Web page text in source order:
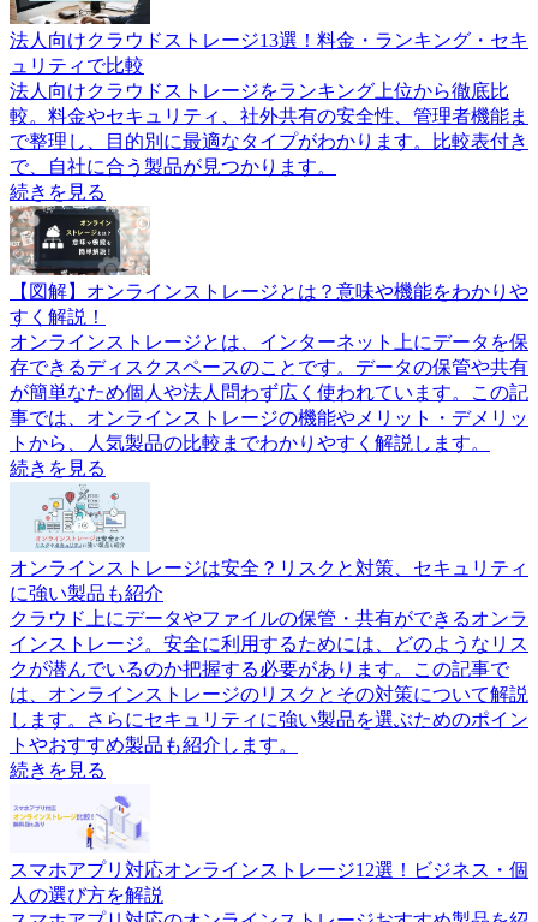
法人向けクラウドストレージ13選！料金・ランキング・セキ
ュリティで比較
法人向けクラウドストレージをランキング上位から徹底比
較。料金やセキュリティ、社外共有の安全性、管理者機能ま
で整理し、目的別に最適なタイプがわかります。比較表付き
で、自社に合う製品が見つかります。
続きを見る
【図解】オンラインストレージとは？意味や機能をわかりや
すく解説！
オンラインストレージとは、インターネット上にデータを保
存できるディスクスペースのことです。データの保管や共有
が簡単なため個人や法人問わず広く使われています。この記
事では、オンラインストレージの機能やメリット・デメリッ
トから、人気製品の比較までわかりやすく解説します。
続きを見る
オンラインストレージは安全？リスクと対策、セキュリティ
に強い製品も紹介
クラウド上にデータやファイルの保管・共有ができるオンラ
インストレージ。安全に利用するためには、どのようなリス
クが潜んでいるのか把握する必要があります。この記事で
は、オンラインストレージのリスクとその対策について解説
します。さらにセキュリティに強い製品を選ぶためのポイン
トやおすすめ製品も紹介します。
続きを見る
スマホアプリ対応オンラインストレージ12選！ビジネス・個
人の選び方を解説